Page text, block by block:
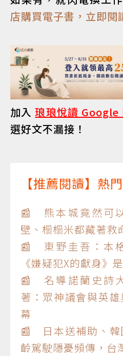
店購買電子書，立即閱
加入琅琅悅讀
選好文不漏接！
【推薦閱讀】熱
📰 熊本城竟然可
壁、榻榻米都藏著救
📰 東野圭吾：本
《嫌疑犯X的獻身》
📰 名導諾蘭史詩
著：眾神議會與英
幕
📰 日本送補助、韓
齡駕駛隱憂頻傳，台